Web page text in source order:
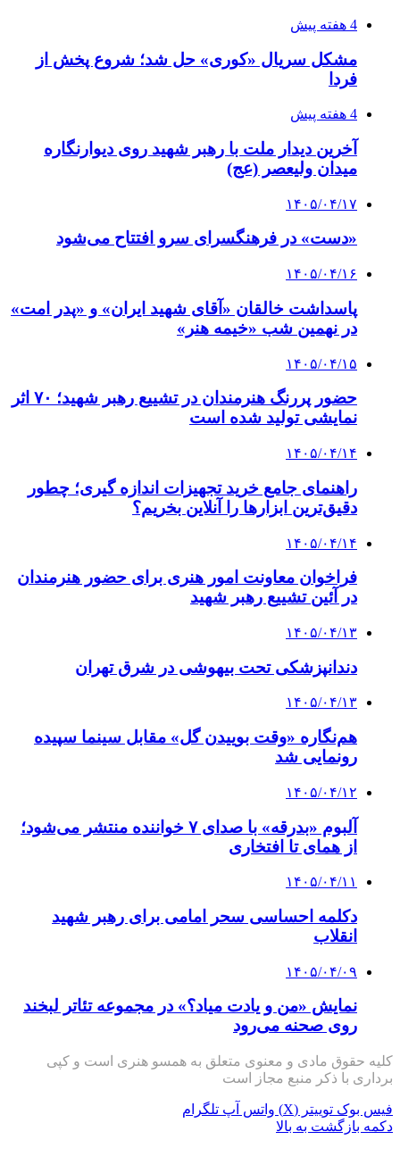
4 هفته پیش
مشکل سریال «کوری» حل شد؛ شروع پخش از
فردا
4 هفته پیش
آخرین دیدار ملت با رهبر شهید روی دیوارنگاره
میدان ولیعصر (عج)
۱۴۰۵/۰۴/۱۷
«دست» در فرهنگسرای سرو افتتاح می‌شود
۱۴۰۵/۰۴/۱۶
پاسداشت خالقان «آقای شهید ایران» و «پدر امت»
در نهمین شب «خیمه هنر»
۱۴۰۵/۰۴/۱۵
حضور پررنگ هنرمندان در تشییع رهبر شهید؛ ۷۰ اثر
نمایشی تولید شده است
۱۴۰۵/۰۴/۱۴
راهنمای جامع خرید تجهیزات اندازه گیری؛ چطور
دقیق‌ترین ابزارها را آنلاین بخریم؟
۱۴۰۵/۰۴/۱۴
فراخوان معاونت امور هنری برای حضور هنرمندان
در آئین تشییع رهبر شهید
۱۴۰۵/۰۴/۱۳
دندانپزشکی تحت بیهوشی در شرق تهران
۱۴۰۵/۰۴/۱۳
هم‌نگاره «وقت بوییدن گل» مقابل سینما سپیده
رونمایی شد
۱۴۰۵/۰۴/۱۲
آلبوم «بدرقه» با صدای ۷ خواننده منتشر می‌شود؛
از همای تا افتخاری
۱۴۰۵/۰۴/۱۱
دکلمه‌ احساسی سحر امامی برای رهبر شهید
انقلاب
۱۴۰۵/۰۴/۰۹
نمایش «من و یادت میاد؟» در مجموعه تئاتر لبخند
روی صحنه می‌رود
کلیه حقوق مادی و معنوی متعلق به همسو هنری است و کپی
برداری با ذکر منبع مجاز است
فیس بوک توییتر (X) واتس آپ تلگرام
دکمه بازگشت به بالا